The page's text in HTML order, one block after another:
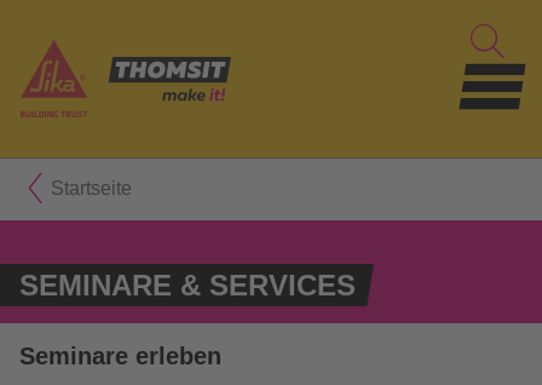
Startseite
SEMINARE & SERVICES
Seminare erleben